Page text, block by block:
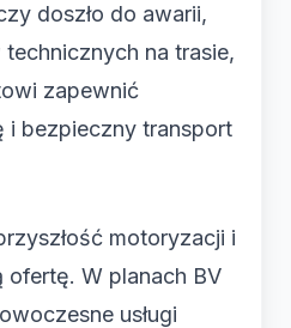
doszło do awarii,
na trasie,
zapewnić
i bezpieczny transport
motoryzacji i
ofertę. W planach BV
usługi